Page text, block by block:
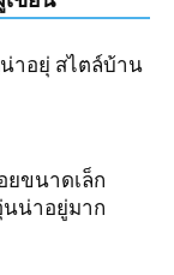
าอยุ่ สไตล์บ้าน
ยขนาดเล็ก
นน่าอยู่มาก